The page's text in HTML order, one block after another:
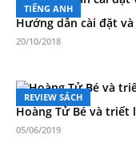
TIẾNG ANH
Hướng dẫn cài đặt
20/10/2018
REVIEW SÁCH
Hoàng Tử Bé và triết
05/06/2019